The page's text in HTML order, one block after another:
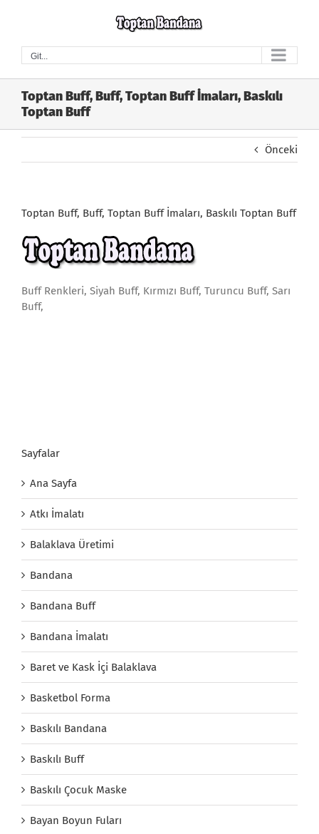
Git...
Toptan Buff, Buff, Toptan Buff İmaları, Baskılı
Toptan Buff
Önceki
Toptan Buff, Buff, Toptan Buff İmaları, Baskılı Toptan Buff
Buff Renkleri, Siyah Buff, Kırmızı Buff, Turuncu Buff, Sarı
Buff,
Sayfalar
Ana Sayfa
Atkı İmalatı
Balaklava Üretimi
Bandana
Bandana Buff
Bandana İmalatı
Baret ve Kask İçi Balaklava
Basketbol Forma
Baskılı Bandana
Baskılı Buff
Baskılı Çocuk Maske
Bayan Boyun Fuları